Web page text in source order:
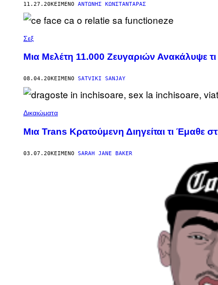
11.27.20ΚΕΊΜΕΝΟ ΑΝΤΏΝΗΣ ΚΩΝΣΤΑΝΤΆΡΑΣ
Σεξ
Μια Μελέτη 11.000 Ζευγαριών Ανακάλυψε τι
08.04.20ΚΕΊΜΕΝΟ SATVIKI SANJAY
Δικαιώματα
Μια Trans Κρατούμενη Διηγείται τι Έμαθε
03.07.20ΚΕΊΜΕΝΟ SARAH JANE BAKER